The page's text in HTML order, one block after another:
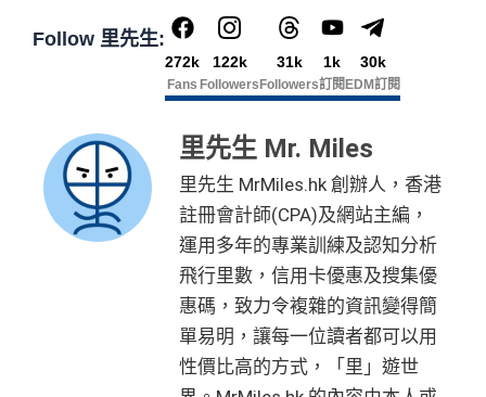
Follow 里先生:
272k
Fans
122k
Followers
31k
Followers
1k
訂閱
30k
EDM訂閱
里先生 Mr. Miles
里先生 MrMiles.hk 創辦人，香港
註冊會計師(CPA)及網站主編，
運用多年的專業訓練及認知分析
飛行里數，信用卡優惠及搜集優
惠碼，致力令複雜的資訊變得簡
單易明，讓每一位讀者都可以用
性價比高的方式，「里」遊世